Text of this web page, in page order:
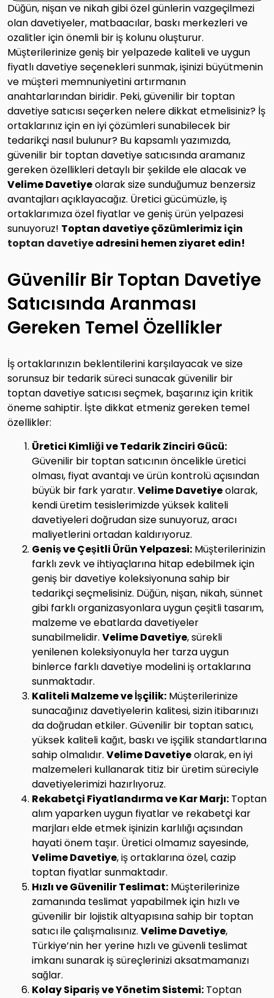
Düğün, nişan ve nikah gibi özel günlerin vazgeçilmezi
olan davetiyeler, matbaacılar, baskı merkezleri ve
ozalitler için önemli bir iş kolunu oluşturur.
Müşterilerinize geniş bir yelpazede kaliteli ve uygun
fiyatlı davetiye seçenekleri sunmak, işinizi büyütmenin
ve müşteri memnuniyetini artırmanın
anahtarlarından biridir. Peki, güvenilir bir toptan
davetiye satıcısı seçerken nelere dikkat etmelisiniz? İş
ortaklarınız için en iyi çözümleri sunabilecek bir
tedarikçi nasıl bulunur? Bu kapsamlı yazımızda,
güvenilir bir toptan davetiye satıcısında aramanız
gereken özellikleri detaylı bir şekilde ele alacak ve
Velime Davetiyeolarak size sunduğumuz benzersiz
avantajları açıklayacağız. Üretici gücümüzle, iş
ortaklarımıza özel fiyatlar ve geniş ürün yelpazesi
sunuyoruz! Toptan davetiye çözümlerimiz için
toptan davetiyeadresini hemen ziyaret edin!
Güvenilir Bir Toptan Davetiye
Satıcısında Aranması
Gereken Temel Özellikler
İş ortaklarınızın beklentilerini karşılayacak ve size
sorunsuz bir tedarik süreci sunacak güvenilir bir
toptan davetiye satıcısı seçmek, başarınız için kritik
öneme sahiptir. İşte dikkat etmeniz gereken temel
özellikler:
Üretici Kimliği ve Tedarik Zinciri Gücü:
Güvenilir bir toptan satıcının öncelikle üretici
olması, fiyat avantajı ve ürün kontrolü açısından
büyük bir fark yaratır. Velime Davetiyeolarak,
kendi üretim tesislerimizde yüksek kaliteli
davetiyeleri doğrudan size sunuyoruz, aracı
maliyetlerini ortadan kaldırıyoruz.
Geniş ve Çeşitli Ürün Yelpazesi: Müşterilerinizin
farklı zevk ve ihtiyaçlarına hitap edebilmek için
geniş bir davetiye koleksiyonuna sahip bir
tedarikçi seçmelisiniz. Düğün, nişan, nikah, sünnet
gibi farklı organizasyonlara uygun çeşitli tasarım,
malzeme ve ebatlarda davetiyeler
sunabilmelidir. Velime Davetiye, sürekli
yenilenen koleksiyonuyla her tarza uygun
binlerce farklı davetiye modelini iş ortaklarına
sunmaktadır.
Kaliteli Malzeme ve İşçilik: Müşterilerinize
sunacağınız davetiyelerin kalitesi, sizin itibarınızı
da doğrudan etkiler. Güvenilir bir toptan satıcı,
yüksek kaliteli kağıt, baskı ve işçilik standartlarına
sahip olmalıdır. Velime Davetiyeolarak, en iyi
malzemeleri kullanarak titiz bir üretim süreciyle
davetiyelerimizi hazırlıyoruz.
Rekabetçi Fiyatlandırma ve Kar Marjı: Toptan
alım yaparken uygun fiyatlar ve rekabetçi kar
marjları elde etmek işinizin karlılığı açısından
hayati önem taşır. Üretici olmamız sayesinde,
Velime Davetiye, iş ortaklarına özel, cazip
toptan fiyatlar sunmaktadır.
Hızlı ve Güvenilir Teslimat: Müşterilerinize
zamanında teslimat yapabilmek için hızlı ve
güvenilir bir lojistik altyapısına sahip bir toptan
satıcı ile çalışmalısınız. Velime Davetiye,
Türkiye’nin her yerine hızlı ve güvenli teslimat
imkanı sunarak iş süreçlerinizi aksatmamanızı
sağlar.
Kolay Sipariş ve Yönetim Sistemi: Toptan